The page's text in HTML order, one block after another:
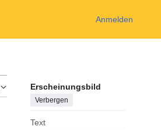
Anmelden
Erscheinungsbild
Verbergen
Text